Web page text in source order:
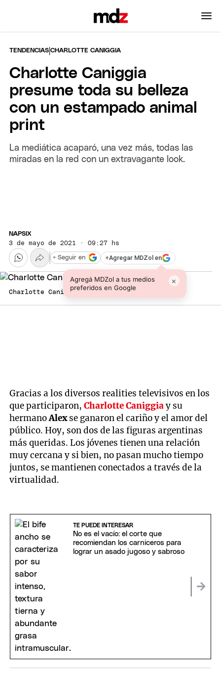
TENDENCIAS |CHARLOTTE CANIGGIA
Charlotte Caniggia
presume toda su belleza
con un estampado animal
print
La mediática acaparó, una vez más, todas las
miradas en la red con un extravagante look.
NAPSIX
3 de mayo de 2021 · 09:27 hs
+Agregar MDZol en
Agregá MDZol a tus medios
preferidos en Google
×
+ Seguir en
Charlotte Caniggia Foto: Instagram
Gracias a los diversos realities televisivos en los
que participaron,Charlotte Caniggiay su
hermanoAlexse ganaron el cariño y el amor del
público. Hoy, son dos de las figuras argentinas
más queridas. Los jóvenes tienen una relación
muy cercana y si bien, no pasan mucho tiempo
juntos, se mantienen conectados a través de la
virtualidad.
TE PUEDE INTERESAR
No es el vacío: el corte que
recomiendan los carniceros para
lograr un asado jugoso y sabroso